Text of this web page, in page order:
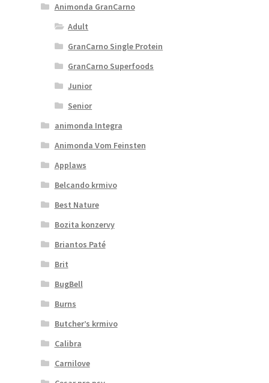
Animonda GranCarno
Adult
GranCarno Single Protein
GranCarno Superfoods
Junior
Senior
animonda Integra
Animonda Vom Feinsten
Applaws
Belcando krmivo
Best Nature
Bozita konzervy
Briantos Paté
Brit
BugBell
Burns
Butcher’s krmivo
Calibra
Carnilove